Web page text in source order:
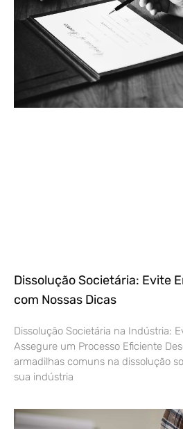
Dissolução Societária: Evite
com Nossas Dicas
Dissolução Societária na Indústria:
Assegure um Processo Eficiente
armadilhas comuns na dissolução
sua indústria